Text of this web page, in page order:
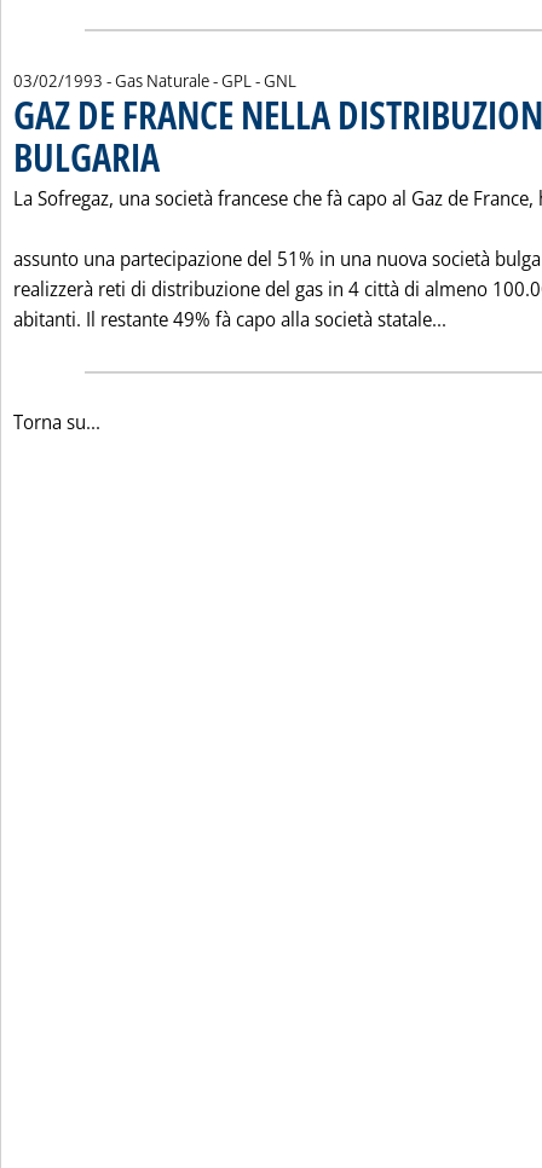
03/02/1993 - Gas Naturale - GPL - GNL
GAZ DE FRANCE NELLA
BULGARIA
La Sofregaz, una società francese che fà capo al Gaz de France,
assunto una partecipazione del 51% in una nuova società
realizzerà reti di distribuzione del gas in 4 città di almeno
abitanti. Il restante 49% fà capo alla società statale...
Torna su...